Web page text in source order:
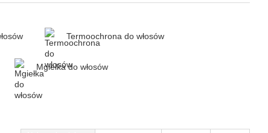
Termoochrona do włosów
Mgiełka do włosów